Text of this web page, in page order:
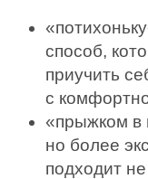
способ,
приучить
с
«прыжком в
но более
подходит